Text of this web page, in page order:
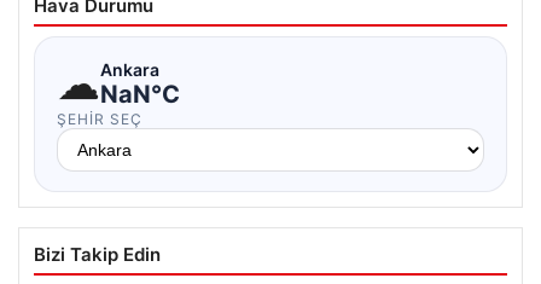
Hava Durumu
☁Ankara
NaN°C
ŞEHIR SEÇ
Bizi Takip Edin